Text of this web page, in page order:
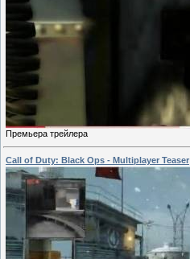
Премьера трейлера
Call of Duty: Black Ops - Multiplayer Teaser